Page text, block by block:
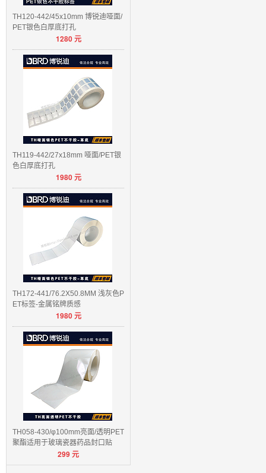
TH120-442/45x10mm 博锐迪哑面/
PET银色白厚底打孔
1280元
TH119-442/27x18mm 哑面/PET银
色白厚底打孔
1980元
TH172-441/76.2X50.8MM 浅灰色P
ET标签-金属铭牌质感
1980元
TH058-430/φ100mm亮面/透明PET
聚酯适用于玻璃瓷器药品封口贴
299元